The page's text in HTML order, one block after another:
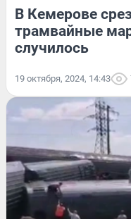
В Кемерове
трамвайные
случилось
19 октября, 2024, 14:43